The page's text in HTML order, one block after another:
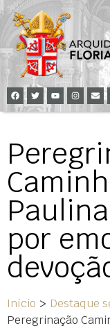
por
Início > Destaque
Peregrinação